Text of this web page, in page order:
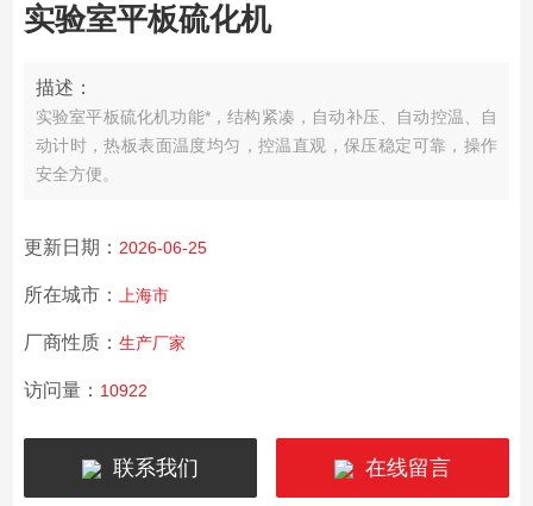
实验室平板硫化机
描述：
实验室平板硫化机功能*，结构紧凑，自动补压、自动控温、自
动计时，热板表面温度均匀，控温直观，保压稳定可靠，操作
安全方便。
更新日期： 2026-06-25
所在城市： 上海市
厂商性质： 生产厂家
访问量： 10922
联系我们 在线留言